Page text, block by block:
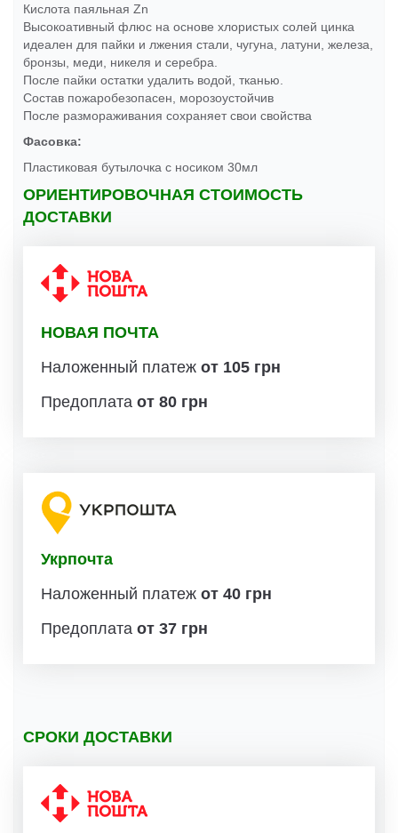
Кислота паяльная Zn
Высокоативный флюс на основе хлористых солей цинка
идеален для пайки и лжения стали, чугуна, латуни, железа,
бронзы, меди, никеля и серебра.
После пайки остатки удалить водой, тканью.
Состав пожаробезопасен, морозоустойчив
После размораживания сохраняет свои свойства
Фасовка:
Пластиковая бутылочка с носиком 30мл
ОРИЕНТИРОВОЧНАЯ СТОИМОСТЬ
ДОСТАВКИ
НОВАЯ ПОЧТА
Наложенный платеж от 105 грн
Предоплата от 80 грн
Укрпочта
Наложенный платеж от 40 грн
Предоплата от 37 грн
СРОКИ ДОСТАВКИ